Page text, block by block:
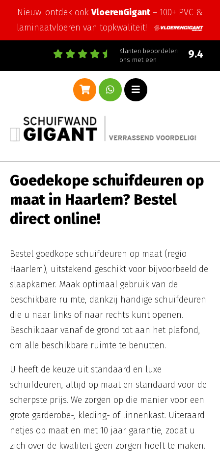
Nieuw: ontdek ookVloerenGigant – 100+ PVC &
laminaatvloeren van topkwaliteit!
Klanten beoordelen
ons met een
9.4
Goedekope schuifdeuren op
maat in Haarlem? Bestel
direct online!
Bestel goedkope schuifdeuren op maat (regio
Haarlem), uitstekend geschikt voor bijvoorbeeld de
slaapkamer. Maak optimaal gebruik van de
beschikbare ruimte, dankzij handige schuifdeuren
die u naar links of naar rechts kunt openen.
Beschikbaar vanaf de grond tot aan het plafond,
om alle beschikbare ruimte te benutten.
U heeft de keuze uit standaard en luxe
schuifdeuren, altijd op maat en standaard voor de
scherpste prijs. We zorgen op die manier voor een
grote garderobe-, kleding- of linnenkast. Uiteraard
netjes op maat en met 10 jaar garantie, zodat u
zich over de kwaliteit geen zorgen hoeft te maken.